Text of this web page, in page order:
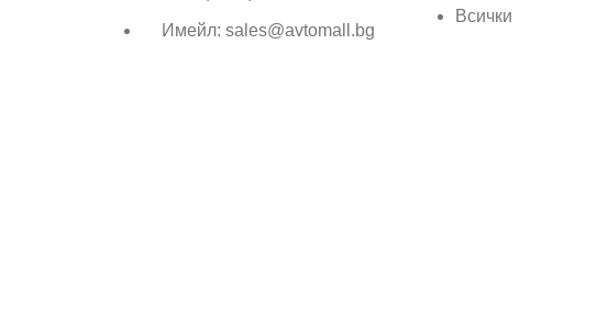
Имейл: sales@avtomall.bg
Всички